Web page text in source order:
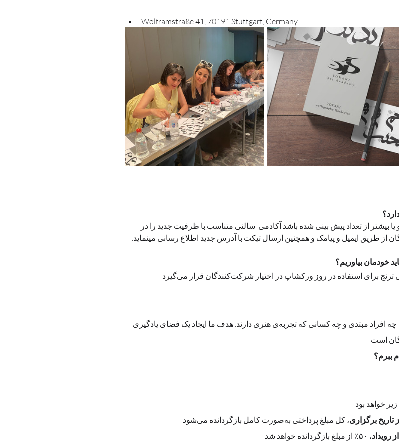
Wolframstraße 41, 70191 Stuttgart, Germany
بیشتر از تعداد پیش بینی شده باشد آکادمی  سالنی متناسب با ظرفیت جدید را در
طریق ایمیل و پیامک و همچنین ارسال تیکت با آدرس جدید اطلاع رسانی مینماید.
خودمان بیاوریم؟
استفاده در روز ورکشاپ در اختیار شرکت‌کنندگان قرار می‌گیرد
خیر. این ورکشاپ برای همه مناسب است؛ چه افراد مبتدی و چه کسانی که تجربه‌ی هنری دارند. هدف ما ایجاد یک فضای یادگیری
خواهد بود
، کل مبلغ پرداختی به‌صورت کامل بازگردانده می‌شود
، ۵۰٪ از مبلغ بازگردانده خواهد شد